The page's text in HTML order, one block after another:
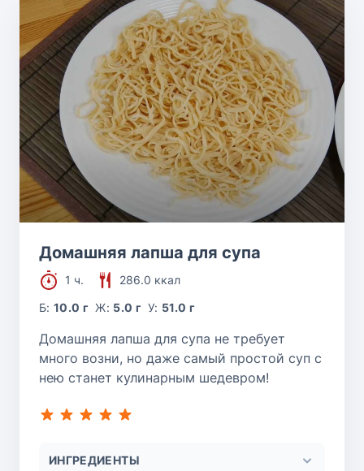
Домашняя лапша для супа
1 ч.
286.0 ккал
Б:10.0 г Ж: 5.0 г У: 51.0 г
Домашняя лапша для супа не требует
много возни, но даже самый простой суп с
нею станет кулинарным шедевром!
ИНГРЕДИЕНТЫ